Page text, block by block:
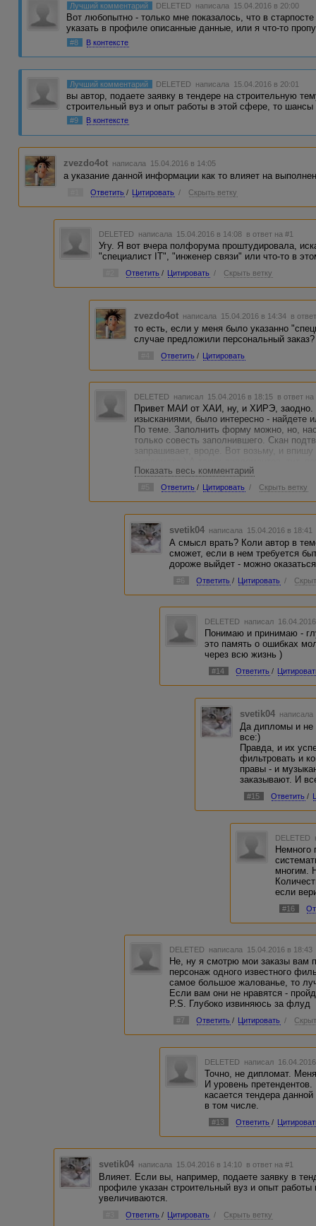
Лучший комментарий DELETED написала 15.04.2016 в 20:00
Вот любопытно - только мне показалось, что в
указать в профиле описанные данные, или я что-то
#8 В контексте
Лучший комментарий DELETED написала 15.04.2016 в 20:01
вы автор, подаете заявку в тендере на строительную
строительный вуз и опыт работы в этой сфере, то
#9 В контексте
zvezdo4ot написала 15.04.2016 в 14:05
а указание данной информации как то влияет на
Ответить / Цитировать / Скрыть ветку
DELETED написала 15.04.2016 в 14:08 в ответ на #1
Угу. Я вот вчера полфорума проштудировала,
"специалист IT", "инженер связи" или что-то в
Ответить / Цитировать / Скрыть ветку
zvezdo4ot написала 15.04.2016 в 14:34 в
то есть, если у меня было указанно
случае предложили персональный заказ?
Ответить / Цитировать
DELETED написал 15.04.2016 в 18:15 в ответ на
Привет МАИ от ХАИ, ну, и ХИРЭ, заодно.
изысканиями, было интересно - найдете
По теме. Заполнить форму можно, но,
только совесть заполнившего. Скан
запрашивает, вроде. Вот возьму, и
смысл, оставить поля и совесть
Copywriting, так сказать, читаемый,
ЗЫ У большинства, профили честные,
ЗЫ ЗЫ Не кидайте в меня камни, читайте
Показать весь комментарий
Ответить / Цитировать / Скрыть ветку
svetik04 написала 15.04.2016 в
А смысл врать? Коли автор в
сможет, если в нем требуется
дороже выйдет - можно
#6 Ответить / Цитировать /
DELETED написал
Понимаю и принимаю -
это память о ошибках
через всю жизнь )
#14 Ответить /
svetik04
Да дипломы и не
все:)
Правда, и их
фильтровать и
правы - и
заказывают. И
#15 Ответить /
DELETED
Немного
многим.
если
#16
DELETED написала 15.04.2016 в
Не, ну я смотрю мои заказы вам
персонаж одного известного
самое большое жалованье, то
Если вам они не нравятся -
P.S. Глубоко извиняюсь за флуд
#7 Ответить / Цитировать /
DELETED написал
Точно, не дипломат.
И уровень
касается тендера
в том числе.
#13 Ответить /
svetik04 написала 15.04.2016 в 14:10 в ответ на #1
Влияет. Если вы, например, подаете заявку в
профиле указан строительный вуз и опыт
увеличиваются.
Ответить / Цитировать / Скрыть ветку